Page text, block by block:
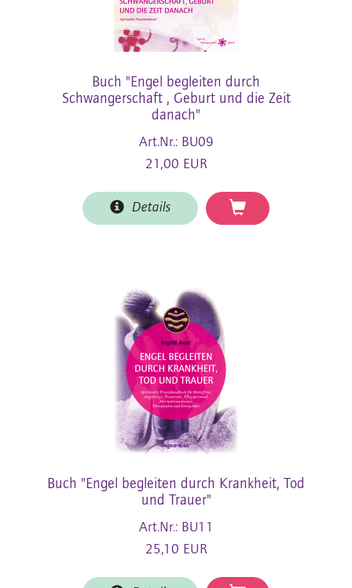
Buch "Engel begleiten durch
Schwangerschaft , Geburt und die Zeit
danach"
Art.Nr.: BU09
21,00 EUR
Details
Buch "Engel begleiten durch Krankheit, Tod
und Trauer"
Art.Nr.: BU11
25,10 EUR